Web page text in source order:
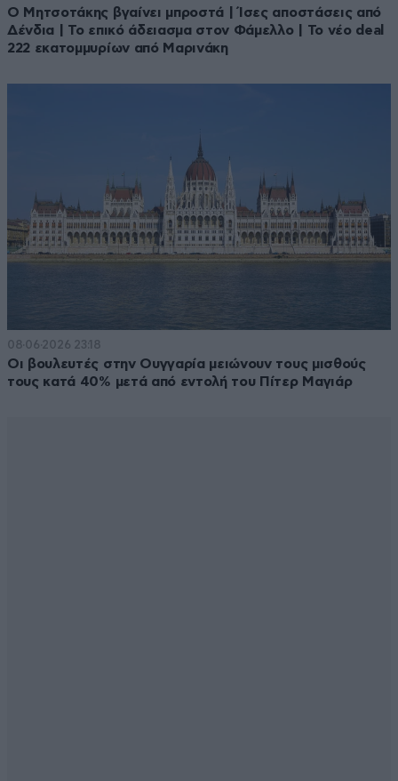
Ο Μητσοτάκης βγαίνει μπροστά | Ίσες αποστάσεις από
Δένδια | Το επικό άδειασμα στον Φάμελλο | Το νέο deal
222 εκατομμυρίων από Μαρινάκη
08·06·2026 23:18
Οι βουλευτές στην Ουγγαρία μειώνουν τους μισθούς
τους κατά 40% μετά από εντολή του Πίτερ Μαγιάρ